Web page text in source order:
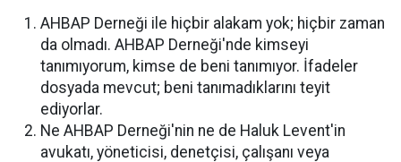
AHBAP Derneği ile hiçbir alakam yok; hiçbir zaman
da olmadı. AHBAP Derneği'nde kimseyi
tanımıyorum, kimse de beni tanımıyor. İfadeler
dosyada mevcut; beni tanımadıklarını teyit
ediyorlar.
Ne AHBAP Derneği'nin ne de Haluk Levent'in
avukatı, yöneticisi, denetçisi, çalışanı veya